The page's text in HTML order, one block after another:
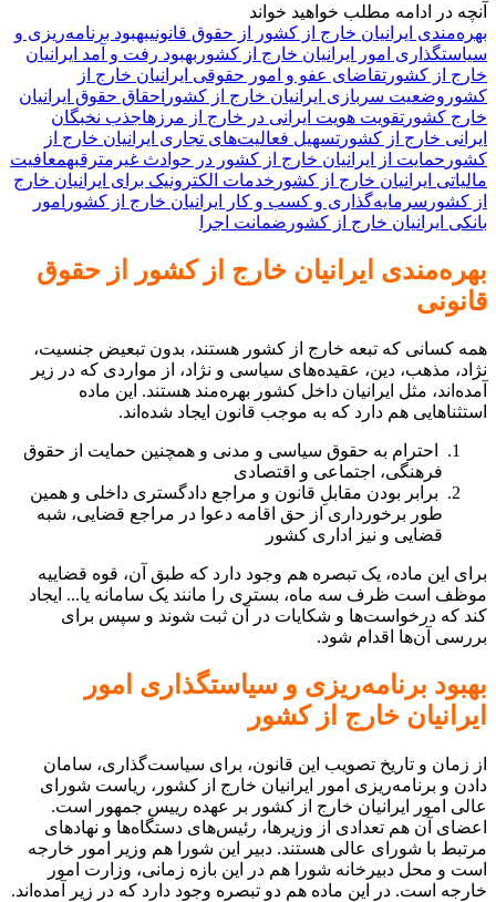
آنچه در ادامه مطلب خواهید خواند
بهره‌مندی ایرانیان خارج از کشور از حقوق قانونیبهبود برنامه‌ریزی و
سیاستگذاری امور ایرانیان خارج از کشور بهبود رفت و آمد ایرانیان
خارج از کشور تقاضای عفو و امور حقوقی ایرانیان خارج از
کشور وضعیت سربازی ایرانیان خارج از کشور احقاق حقوق ایرانیان
خارج کشور تقویت هویت ایرانی در خارج از مرزهاجذب نخبگان
ایرانی خارج از کشور تسهیل فعالیت‌های تجاری ایرانیان خارج از
کشور حمایت از ایرانیان خارج از کشور در حوادث غیرمترقبهمعافیت
مالیاتی ایرانیان خارج از کشور خدمات الکترونیک برای ایرانیان خارج
از کشور سرمایه‌گذاری و کسب و کار ایرانیان خارج از کشور امور
بانکی ایرانیان خارج از کشور ضمانت اجرا
بهره‌مندی ایرانیان خارج از کشور از حقوق
قانونی
همه کسانی که تبعه خارج از کشور هستند، بدون تبعیض جنسیت،
نژاد، مذهب، دین، عقیده‌های سیاسی و نژاد، از مواردی که در زیر
آمده‌اند، مثل ایرانیان داخل کشور بهره‌مند هستند. این ماده
استثناهایی هم دارد که به موجب قانون ایجاد شده‌اند.
احترام به حقوق سیاسی و مدنی و همچنین حمایت از حقوق
فرهنگی، اجتماعی و اقتصادی
برابر بودن مقابلِ قانون و مراجع دادگستری داخلی و همین
طور برخورداری از حق اقامه دعوا در مراجع قضایی، شبه
قضایی و نیز اداری کشور
برای این ماده، یک تبصره هم وجود دارد که طبق آن، قوه قضاییه
موظف است ظرف سه ماه، بستری را مانند یک سامانه یا... ایجاد
کند که درخواست‌ها و شکایات در آن ثبت شوند و سپس برای
بررسی آن‌ها اقدام شود.
بهبود برنامه‌ریزی و سیاستگذاری امور
ایرانیان خارج از کشور
از زمان و تاریخ تصویب این قانون، برای سیاست‌گذاری، سامان
دادن و برنامه‌ریزی امور ایرانیان خارج از کشور، ریاست شورای
عالی امور ایرانیان خارج از کشور بر عهده رییس جمهور است.
اعضای آن هم تعدادی از وزیرها، رئیس‌های دستگاه‌ها و نهادهای
مرتبط با شورای عالی هستند. دبیر این شورا هم وزیر امور خارجه
است و محل دبیرخانه شورا هم در این بازه زمانی، وزارت امور
خارجه است. در این ماده هم دو تبصره وجود دارد که در زیر آمده‌اند.